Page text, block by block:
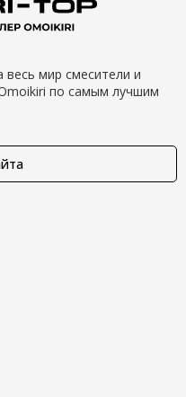
мир смесители и
по самым лучшим